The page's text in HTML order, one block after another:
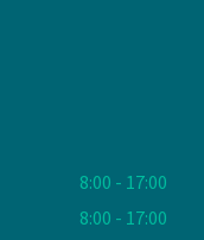
8:00 - 17:00
8:00 - 17:00